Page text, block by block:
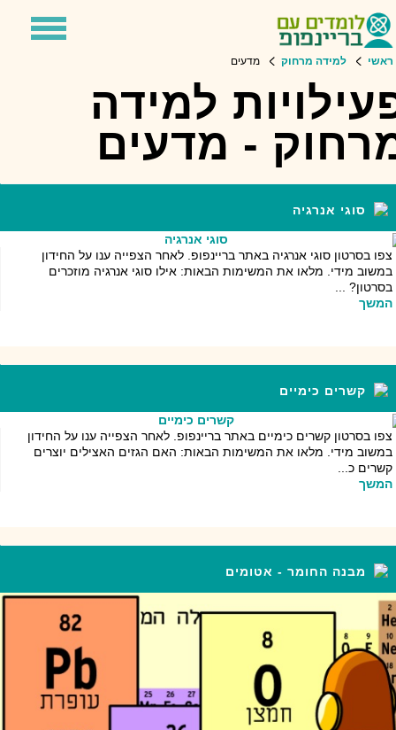
Toggle
Toggle
ראשי למידה מרחוק מדעים
למידה
- מדעים
סוגי אנרגיה
צפו בסרטון סוגי אנרגיה באתר בריינפופ. לאחר הצפייה ענו על החידון
במשוב מידי. מלאו את המשימות הבאות: אילו סוגי אנרגיה מוזכרים
בסרטון? ...
המשך
קשרים כימיים
צפו בסרטון קשרים כימיים באתר בריינפופ. לאחר הצפייה ענו על החידון
במשוב מידי. מלאו את המשימות הבאות: האם הגזים האצילים יוצרים
קשרים כ...
המשך
מבנה החומר - אטומים